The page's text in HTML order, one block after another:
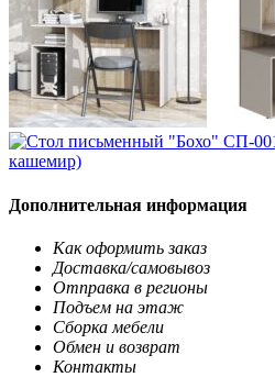
Дополнительная информация
Как оформить заказ
Доставка/самовывоз
Отправка в регионы
Подъем на этаж
Сборка мебели
Обмен и возврат
Контакты